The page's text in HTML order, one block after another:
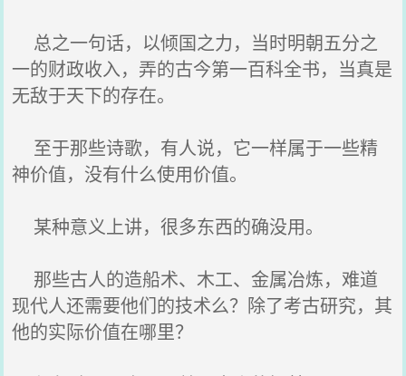
总之一句话，以倾国之力，当时明朝五分之
一的财政收入，弄的古今第一百科全书，当真是
无敌于天下的存在。
至于那些诗歌，有人说，它一样属于一些精
神价值，没有什么使用价值。
某种意义上讲，很多东西的确没用。
那些古人的造船术、木工、金属冶炼，难道
现代人还需要他们的技术么？除了考古研究，其
他的实际价值在哪里？